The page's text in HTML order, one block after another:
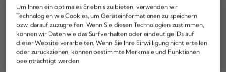
Um Ihnen ein optimales Erlebnis zu bieten, verwenden wir
Technologien wie Cookies, um Geräteinformationen zu speichern
bzw. darauf zuzugreifen. Wenn Sie diesen Technologien zustimmen,
können wir Daten wie das Surfverhalten oder eindeutige IDs auf
dieser Website verarbeiten. Wenn Sie Ihre Einwilligung nicht erteilen
oder zurückziehen, können bestimmte Merkmale und Funktionen
beeinträchtigt werden.
späteren Unstimmigkeiten über den
Zustand des Fahrzeugs auf der
sicheren Seite.